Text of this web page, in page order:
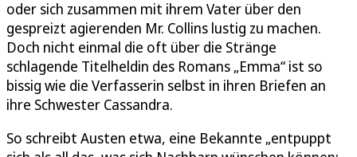
oder sich zusammen mit ihrem Vater über den
gespreizt agierenden Mr. Collins lustig zu machen.
Doch nicht einmal die oft über die Stränge
schlagende Titelheldin des Romans „Emma“ ist so
bissig wie die Verfasserin selbst in ihren Briefen an
ihre Schwester Cassandra.
So schreibt Austen etwa, eine Bekannte „entpuppt